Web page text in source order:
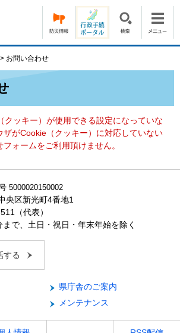
> お問い合わせ
クッキー）が使用できる設定になっていな
ザがCookie（クッキー）に対応していない
ォームをご利用頂けません。
5000020150002
区新光町4番地1
（代表）
で、土日・祝日・年末年始を除く
する
県庁舎のご案内
メンテナンス